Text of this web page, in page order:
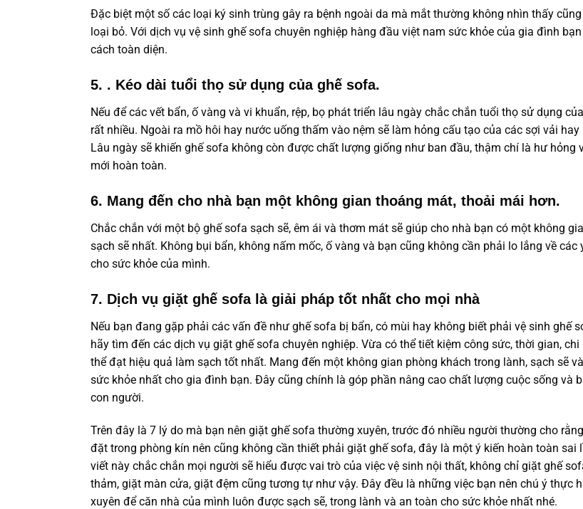
Đặc biệt một số các loại ký sinh trùng gây ra bệnh ngoài da mà mắt thường không nhìn thấy
loại bỏ. Với dịch vụ vệ sinh ghế sofa chuyên nghiệp hàng đầu việt nam sức khỏe của gia đình
cách toàn diện.
5. . Kéo dài tuổi thọ sử dụng của ghế sofa.
Nếu để các vết bẩn, ố vàng và vi khuẩn, rệp, bọ phát triển lâu ngày chắc chắn tuổi thọ sử dụng
rất nhiều. Ngoài ra mồ hôi hay nước uống thấm vào nệm sẽ làm hỏng cấu tạo của các sợi vải hay
Lâu ngày sẽ khiến ghế sofa không còn được chất lượng giống như ban đầu, thậm chí là hư hỏng
mới hoàn toàn.
6. Mang đến cho nhà bạn một không gian thoáng mát, thoải mái hơn.
Chắc chắn với một bộ ghế sofa sạch sẽ, êm ái và thơm mát sẽ giúp cho nhà bạn có một không
sạch sẽ nhất. Không bụi bẩn, không nấm mốc, ố vàng và bạn cũng không cần phải lo lắng về các
cho sức khỏe của mình.
7. Dịch vụ giặt ghế sofa là giải pháp tốt nhất cho mọi nhà
Nếu bạn đang gặp phải các vấn đề như ghế sofa bị bẩn, có mùi hay không biết phải vệ sinh ghế
hãy tìm đến các dịch vụ giặt ghế sofa chuyên nghiệp. Vừa có thể tiết kiệm công sức, thời gian,
thể đạt hiệu quả làm sạch tốt nhất. Mang đến một không gian phòng khách trong lành, sạch sẽ
sức khỏe nhất cho gia đình bạn. Đây cũng chính là góp phần nâng cao chất lượng cuộc sống và
con người.
Trên đây là 7 lý do mà bạn nên giặt ghế sofa thường xuyên, trước đó nhiều người thường cho
đặt trong phòng kín nên cũng không cần thiết phải giặt ghế sofa, đây là một ý kiến hoàn toàn sai
viết này chắc chắn mọi người sẽ hiểu được vai trò của việc vệ sinh nội thất, không chỉ giặt ghế
thảm, giặt màn cửa, giặt đệm cũng tương tự như vậy. Đây đều là những việc bạn nên chú ý thực
xuyên để căn nhà của mình luôn được sạch sẽ, trong lành và an toàn cho sức khỏe nhất nhé.